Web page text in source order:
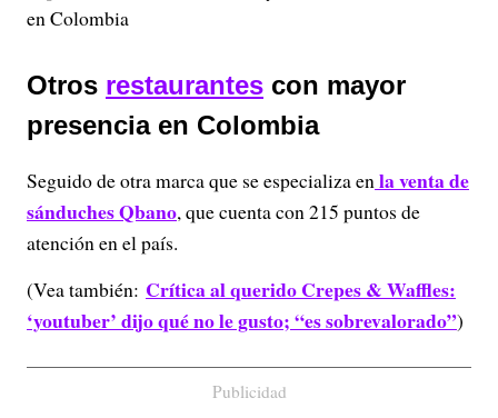
en Colombia
Otros restaurantes con mayor
presencia en Colombia
Seguido de otra marca que se especializa enla venta de
sánduches Qbano, que cuenta con 215 puntos de
atención en el país.
(Vea también: Crítica al querido Crepes & Waffles:
‘youtuber’ dijo qué no le gusto; “es sobrevalorado”)
Publicidad